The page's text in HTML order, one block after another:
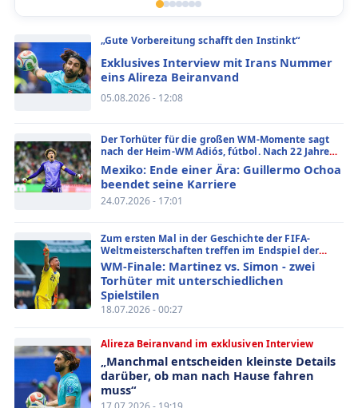
05.08.2026 - 12:08
Exklusives Interview mit Irans Nummer
eins Alireza Beiranvand
„Gute Vorbereitung schafft den Instinkt“
24.07.2026 - 17:01
Mexiko: Ende einer Ära: Guillermo Ochoa
beendet seine Karriere
Der Torhüter für die großen WM-Momente sagt
nach der Heim-WM Adiós, fútbol. Nach 22 Jahren
als Profi, sechs Weltmeisterschaften und mehr
als 150 Länderspielen beendet Ochoa seine
aktive Karriere
18.07.2026 - 00:27
WM-Finale: Martinez vs. Simon - zwei
Torhüter mit unterschiedlichen
Spielstilen
Zum ersten Mal in der Geschichte der FIFA-
Weltmeisterschaften treffen im Endspiel der
amtierende Europameister Spanien und der
amtierende Weltmeister Argentinien
aufeinander. Und selten standen sich in einem
WM-Finale zwei Torhüter gegenüber, die das
moderne Torwartspiel auf so unterschiedliche…
„Manchmal entscheiden kleinste Details
darüber, ob man nach Hause fahren
muss“
Alireza Beiranvand im exklusiven Interview